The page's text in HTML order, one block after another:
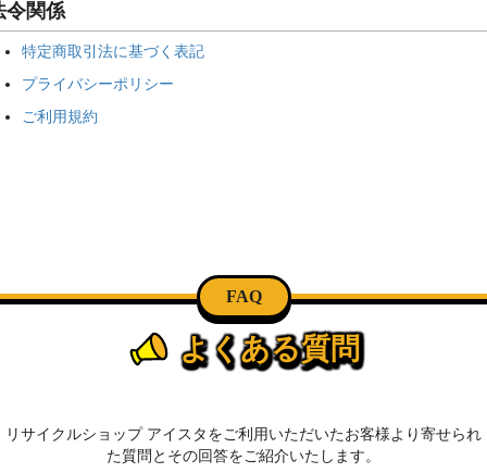
令関係
特定商取引法に基づく表記
プライバシーポリシー
ご利用規約
FAQ
よくある質問
リサイクルショップ アイスタをご利用いただいたお客様より寄せられ
た質問とその回答をご紹介いたします。